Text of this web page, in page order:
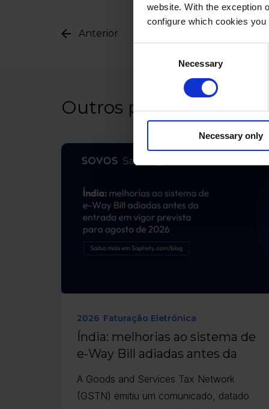
website. With the exception
configure which cookies
Necessary
Necessary only
Anterior
Outros posts
2026 Faturação Eletrónica
Índia: melhorias ao sistema de
e-Way Bill adiadas antes da
agosto de 2026
A Goods and Services Tax Network
(GSTN) emitiu um comunicado, datado